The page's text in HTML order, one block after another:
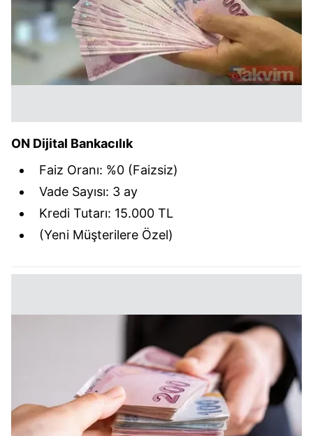
ON Dijital Bankacılık
Faiz Oranı: %0 (Faizsiz)
Vade Sayısı: 3 ay
Kredi Tutarı: 15.000 TL
(Yeni Müşterilere Özel)